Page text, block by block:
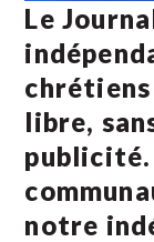
Le
chrétiens
libre,
publicité.
notre